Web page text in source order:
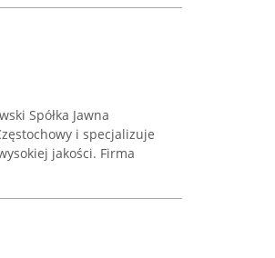
Spółka Jawna
i specjalizuje
jakości. Firma